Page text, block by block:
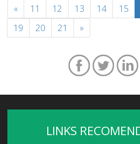
« 11 12 13 14 15
19
20 21 »
LINKS